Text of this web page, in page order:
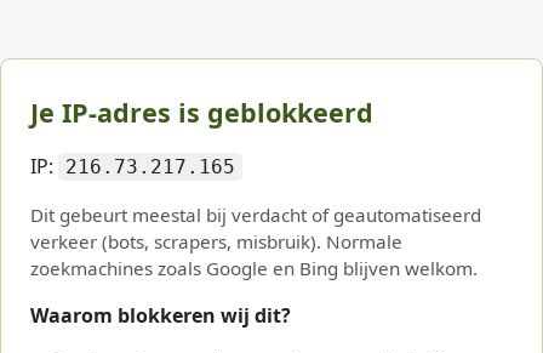
Je IP-adres is geblokkeerd
IP: 216.73.217.165
Dit gebeurt meestal bij verdacht of geautomatiseerd
verkeer (bots, scrapers, misbruik). Normale
zoekmachines zoals Google en Bing blijven welkom.
Waarom blokkeren wij dit?